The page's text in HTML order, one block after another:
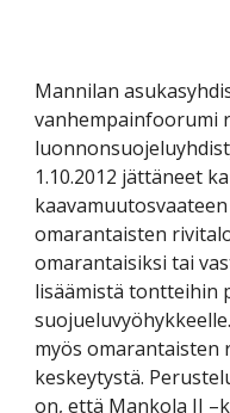
Mannilan
vanhempainfoorumi
1.10.2012 jättäneet
omarantaisten
omarantaisiksi tai
lisäämistä tontteihin
myös
keskeytystä.
on, että Mankola II